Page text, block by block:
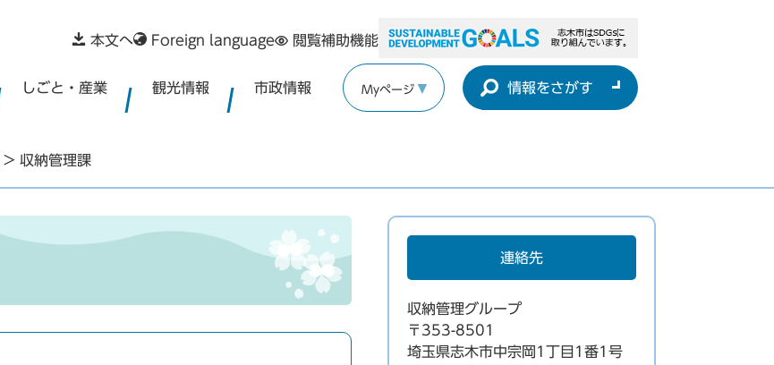
本文へ Foreign language 閲覧補助機能
しごと・産業 観光情報 市政情報 Myページ 情報をさがす
> 収納管理課
連絡先
収納管理グループ
〒353-8501
埼玉県志木市中宗岡1丁目1番1号